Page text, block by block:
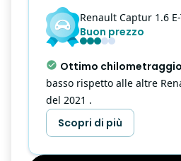
Airbag laterali a tendina anteriori
Airbag laterali a tendina posteriori
Airbag laterali conducente
Airbag laterali passeggero
Airbag testa-torace conducente
Airbag testa-torace passeggero
Renault Captur 1.6 E-
Buon prezzo
Ottimo chilometraggio
basso rispetto alle altre
del 2021 .
Scopri di più